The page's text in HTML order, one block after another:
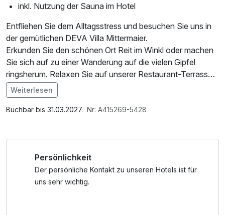
inkl. Nutzung der Sauna im Hotel
Entfliehen Sie dem Alltagsstress und besuchen Sie uns in
der gemütlichen DEVA Villa Mittermaier.
Erkunden Sie den schönen Ort Reit im Winkl oder machen
Sie sich auf zu einer Wanderung auf die vielen Gipfel
ringsherum. Relaxen Sie auf unserer Restaurant-Terrasse
mit atemberaubenden Blick auf die Tiroler Alpen oder
entspannen Sie in unserer hauseigenen Sauna.
benannt. Und im Hotel-Restaurant können Sie anhand
vieler Fotos und Ausstellungsstücke das Flair der
Wintersportlegende und Namensgeberin unseres Hauses,
Im Angebot enthalten
Saunabenutzung, Saunatuch, Leihbademantel, Parkplatz,
Weiterlesen
Buchbar bis 31.03.2027. Nr: A415269-5428
Persönlichkeit
Der persönliche Kontakt zu unseren Hotels ist für
uns sehr wichtig.